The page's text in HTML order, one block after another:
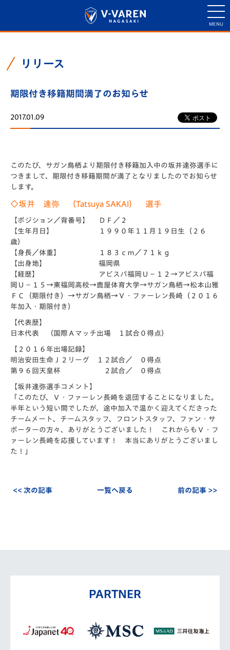
リリース
期限付き移籍期間満了のお知らせ
2017.01.09
このたび、サガン鳥栖より期限付き移籍加入中の坂井達弥選手に
つきまして、期限付き移籍期間が満了となりましたのでお知らせ
します。
◇坂井 達弥 （Tatsuya SAKAI） 選手
【ポジション／背番号】 ＤＦ／２
【生年月日】 １９９０年１１月１９日生（２６
歳）
【身長／体重】 １８３ｃｍ／７１ｋｇ
【出身地】 福岡県
【経歴】 アビスパ福岡Ｕ－１２→アビスパ福
岡Ｕ－１５→東福岡高校→鹿屋体育大学→サガン鳥栖→松本山雅
ＦＣ（期限付き）→サガン鳥栖→Ｖ・ファーレン長崎（２０１６
年加入・期限付き）
【代表歴】
日本代表 （国際Ａマッチ出場 １試合０得点）
【２０１６年出場記録】
明治安田生命Ｊ２リーグ １２試合／ ０得点
第９６回天皇杯 ２試合／ ０得点
【坂井達弥選手コメント】
「このたび、Ｖ・ファーレン長崎を退団することになりました。
半年という短い間でしたが、途中加入で温かく迎えてくださった
チームメート、チームスタッフ、フロントスタッフ、ファン・サ
ポーターの方々、ありがとうございました！ これからもＶ・フ
ァーレン長崎を応援しています！ 本当にありがとうございまし
た！」
<< 次の記事 一覧へ戻る 前の記事 >>
PARTNER